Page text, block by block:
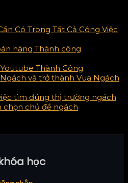
Có Trong Tất Cả Công Việc
hàng Thành công
Thành Công
và trở thành Vua Ngách
tìm đúng thị trường ngách
chọn chủ đề ngách
học